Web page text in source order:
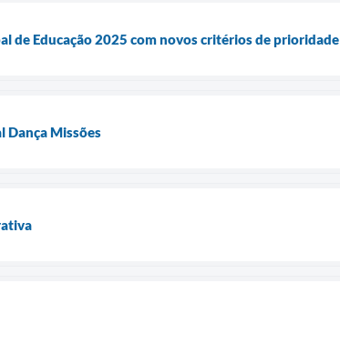
de Educação 2025 com novos critérios de prioridade
Dança Missões